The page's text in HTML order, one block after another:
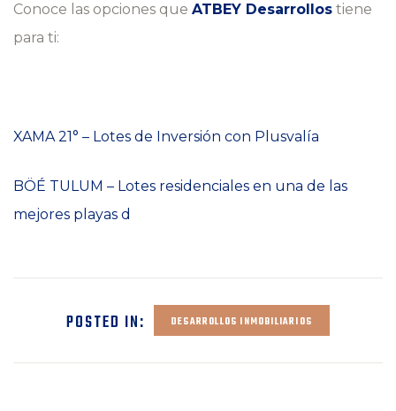
Conoce las opciones que ATBEY Desarrollos tiene
para ti:
XAMA 21° – Lotes de Inversión con Plusvalía
BÖÉ TULUM – Lotes residenciales en una de las
mejores playas d
POSTED IN: DESARROLLOS INMOBILIARIOS